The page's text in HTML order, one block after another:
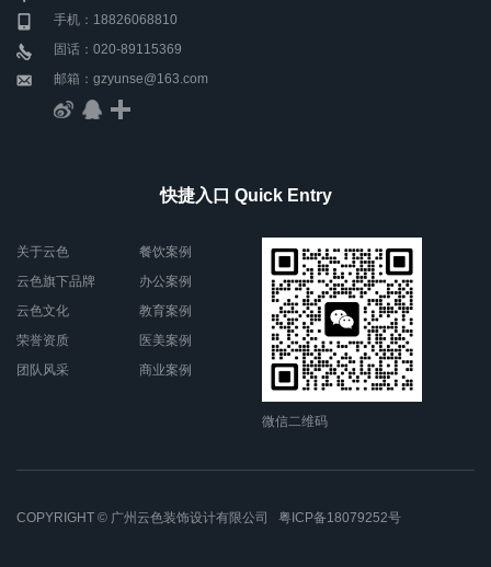
手机：18826068810
固话：020-89115369
邮箱：gzyunse@163.com
快捷入口 Quick Entry
关于云色
云色旗下品牌
云色文化
荣誉资质
团队风采
餐饮案例
办公案例
教育案例
医美案例
商业案例
微信二维码
COPYRIGHT © 广州云色装饰设计有限公司 粤ICP备18079252号